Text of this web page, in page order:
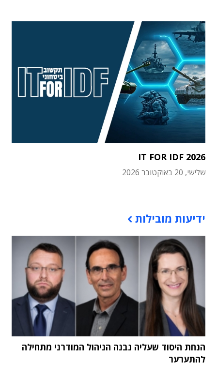
IT FOR IDF 2026
שלישי, 20 באוקטובר 2026
ידיעות מובילות
הנחת היסוד שעליה נבנה הניהול המודרני מתחילה
להתערער